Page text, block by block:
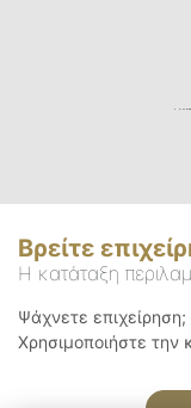
Βρείτε
Η κατάταξη
Ψάχνετε
Χρησιμοποιήστε την